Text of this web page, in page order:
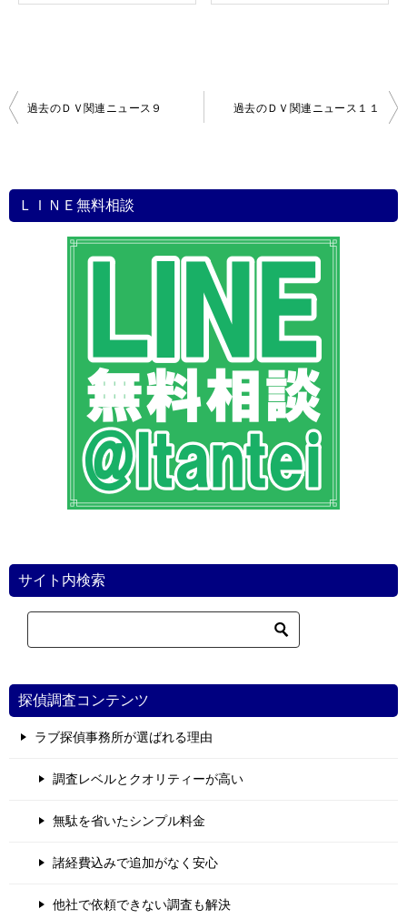
投
ビ
ゲ
過去のＤＶ関連ニュース９ 過去のＤＶ関連ニュース１１
ＬＩＮＥ無料相談
サイト内検索
探偵調査コンテンツ
ラブ探偵事務所が選ばれる理由
調査レベルとクオリティーが高い
無駄を省いたシンプル料金
諸経費込みで追加がなく安心
他社で依頼できない調査も解決